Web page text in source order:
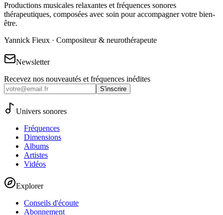
Productions musicales relaxantes et fréquences sonores
thérapeutiques, composées avec soin pour accompagner votre bien-
être.
Yannick Fieux · Compositeur & neurothérapeute
Newsletter
Recevez nos nouveautés et fréquences inédites
S'inscrire
Univers sonores
Fréquences
Dimensions
Albums
Artistes
Vidéos
Explorer
Conseils d'écoute
Abonnement